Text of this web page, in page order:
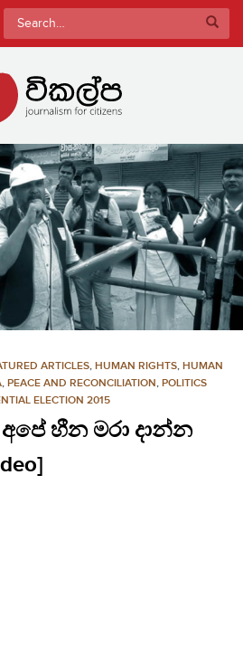
Search
for:
ARTICLES, HUMAN RIGHTS, HUMAN
, PEACE AND RECONCILIATION, POLITICS
ELECTION 2015
හීන මරා දාන්න